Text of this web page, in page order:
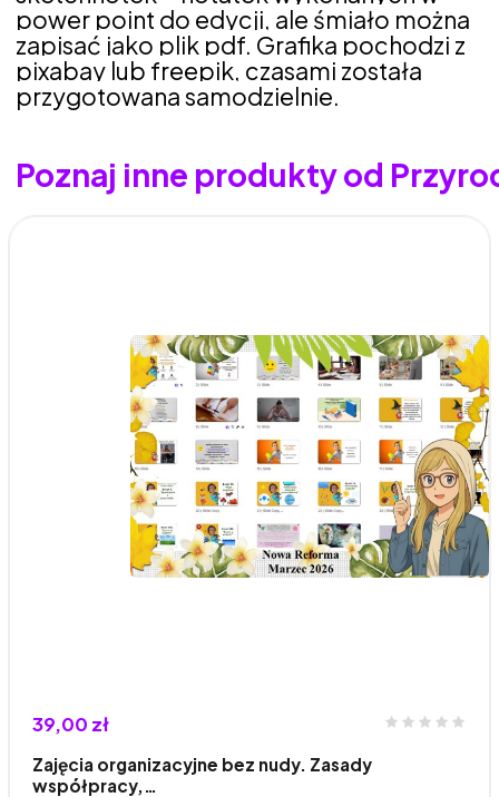
power point do edycji, ale śmiało można
zapisać jako plik pdf. Grafika pochodzi z
pixabay lub freepik, czasami została
przygotowana samodzielnie.
Poznaj inne produkty od
39,00 zł
Zajęcia organizacyjne bez nudy. Zasady
współpracy,…